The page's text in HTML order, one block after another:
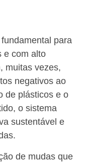
para
e com alto
muitas vezes,
negativos ao
de plásticos e o
o sistema
sustentável e
de mudas que